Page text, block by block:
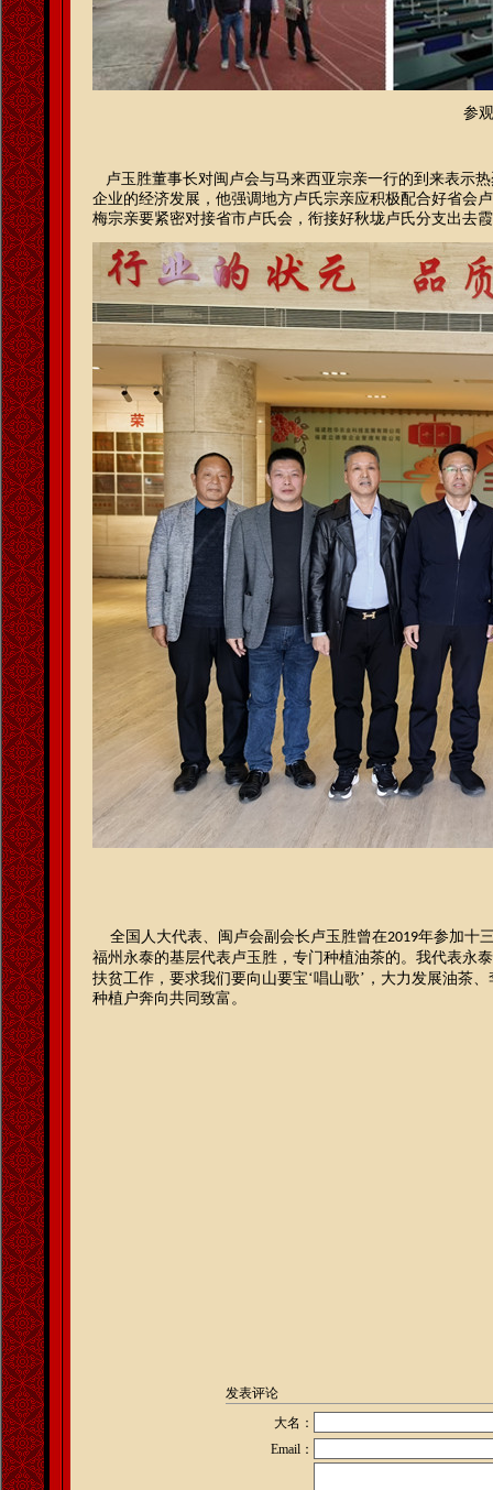
参
卢玉胜董事长对闽卢会与马来西亚宗亲一行的到来表示
企业的经济发展，他强调地方卢氏宗亲应积极配合好省会
梅宗亲要紧密对接省市卢氏会，衔接好秋垅卢氏分支出去
全国人大代表、闽卢会副会长卢玉胜曾在2019年参加十
福州永泰的基层代表卢玉胜，专门种植油茶的。我代表永泰
扶贫工作，要求我们要向山要宝‘唱山歌’，大力发展油茶
种植户奔向共同致富。
发表评论
大名：
Email：